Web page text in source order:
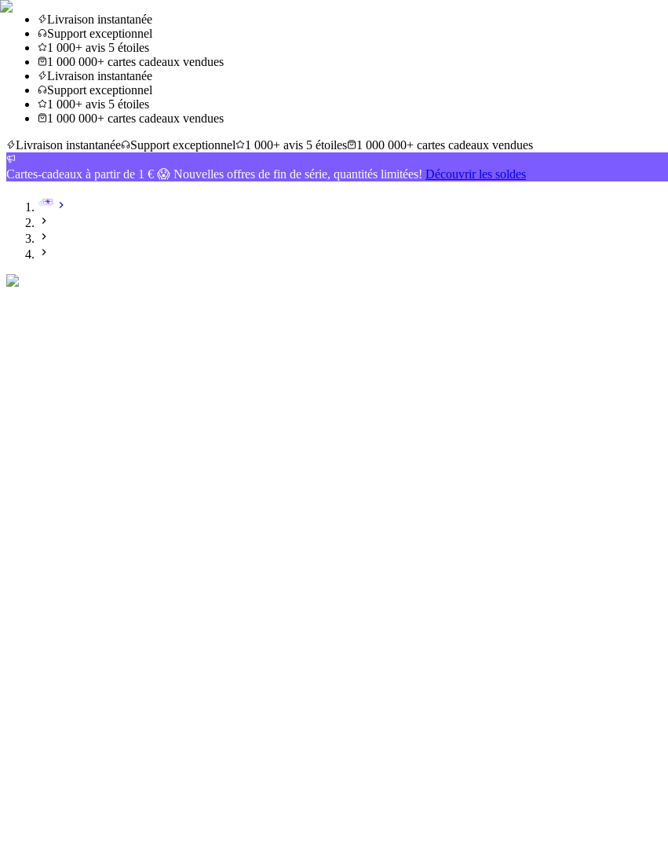
Livraison instantanée
Support exceptionnel
1 000+ avis 5 étoiles
1 000 000+ cartes cadeaux vendues
Livraison instantanée
Support exceptionnel
1 000+ avis 5 étoiles
1 000 000+ cartes cadeaux vendues
Livraison instantanée
Support exceptionnel 1 000+ avis 5 étoiles 1 000 000+ cartes cadeaux vendues
Cartes-cadeaux à partir de 1 € 😱 Nouvelles offres de fin de série, quantités limitées! Découvrir les soldes